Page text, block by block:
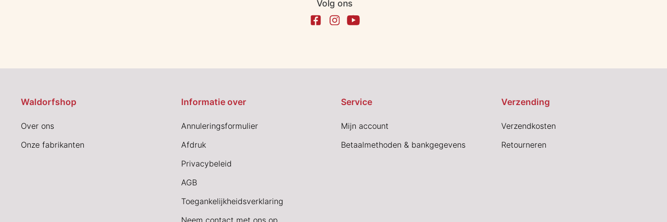
Volg ons
Waldorfshop
Over ons
Onze fabrikanten
Informatie over
Annuleringsformulier
Afdruk
Privacybeleid
AGB
Toegankelijkheidsverklaring
Neem contact met ons op
Service
Mijn account
Betaalmethoden & bankgegevens
Verzending
Verzendkosten
Retourneren